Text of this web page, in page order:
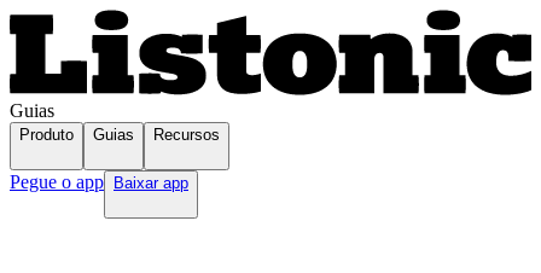
Guias
Produto Guias Recursos
Pegue o app Baixar app